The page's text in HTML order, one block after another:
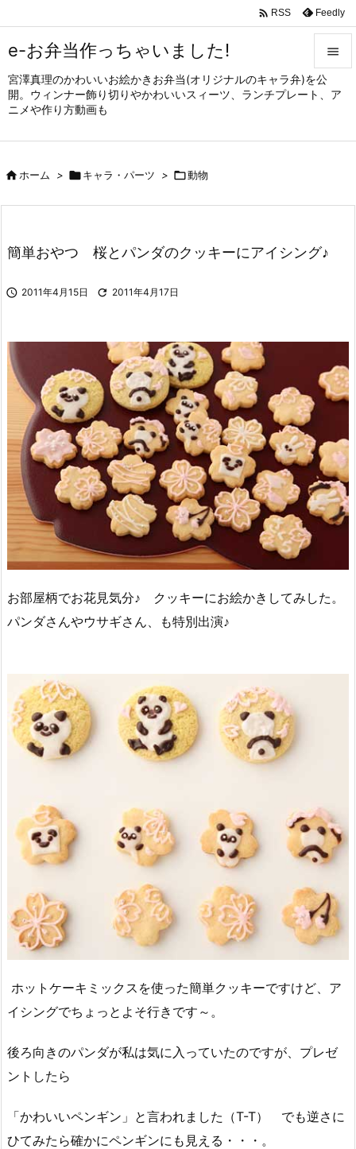
e-お弁当作っちゃいました!
宮澤真理のかわいいお絵かきお弁当(オリジナルのキャラ弁)を公
開。ウィンナー飾り切りやかわいいスィーツ、ランチプレート、ア
ニメや作り方動画も


メニュ
サイド


 RSS Feedly
ホーム > キャラ・パーツ > 動物
簡単おやつ 桜とパンダのクッキーにアイシング♪
 2011年4月15日  2011年4月17日
お部屋柄でお花見気分♪ クッキーにお絵かきしてみした。
パンダさんやウサギさん、も特別出演♪
ホットケーキミックスを使った簡単クッキーですけど、ア
イシングでちょっとよそ行きです～。
後ろ向きのパンダが私は気に入っていたのですが、プレゼ
ントしたら
「かわいいペンギン」と言われました（T-T） でも逆さに
ひてみたら確かにペンギンにも見える・・・。